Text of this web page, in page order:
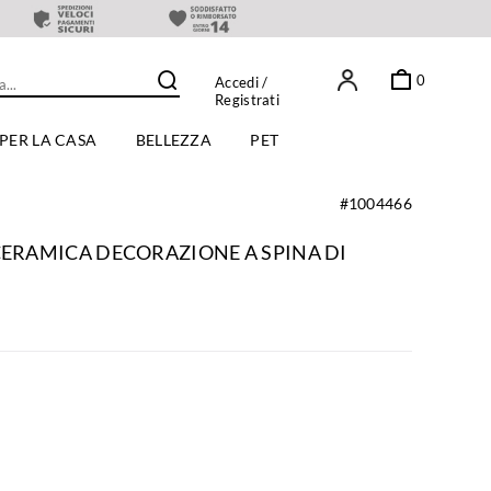
Accedi /
Registrati
0
PER LA CASA BELLEZZA PET
#1004466
DECORAZIONE A SPINA DI